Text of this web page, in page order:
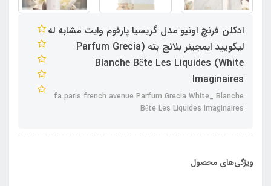
ادکلن فرنچ اونیو مدل گریسیا پارفوم وایت مشابه له
لیکویید ایمجینر بلانچ بته (Parfum Grecia
White) Blanche Bête Les Liquides
Imaginaires
fa paris french avenue Parfum Grecia White_ Blanche
Bête Les Liquides Imaginaires
ویژگی‌های محصول